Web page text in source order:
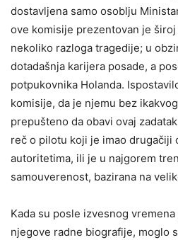
dostavljena samo osoblju
ove komisije prezentovan je
nekoliko razloga tragedije; u
dotadašnja karijera posade, a
potpukovnika Holanda.
komisije, da je njemu bez
prepušteno da obavi ovaj
reč o pilotu koji je imao drugačiji
autoritetima, ili je u najgorem
samouverenost, bazirana na
Kada su posle izvesnog
njegove radne biografije, moglo